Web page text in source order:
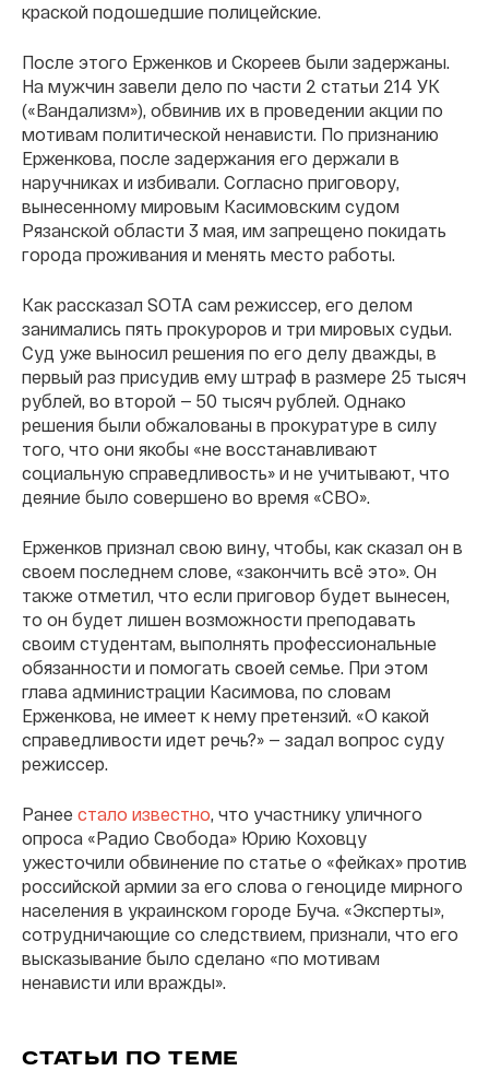
краской подошедшие полицейские.
После этого Ерженков и Скореев были задержаны.
На мужчин завели дело по части 2 статьи 214 УК
(«Вандализм»), обвинив их в проведении акции по
мотивам политической ненависти. По признанию
Ерженкова, после задержания его держали в
наручниках и избивали. Согласно приговору,
вынесенному мировым Касимовским судом
Рязанской области 3 мая, им запрещено покидать
города проживания и менять место работы.
Как рассказал SOTA сам режиссер, его делом
занимались пять прокуроров и три мировых судьи.
Суд уже выносил решения по его делу дважды, в
первый раз присудив ему штраф в размере 25 тысяч
рублей, во второй — 50 тысяч рублей. Однако
решения были обжалованы в прокуратуре в силу
того, что они якобы «не восстанавливают
социальную справедливость» и не учитывают, что
деяние было совершено во время «СВО».
Ерженков признал свою вину, чтобы, как сказал он в
своем последнем слове, «закончить всё это». Он
также отметил, что если приговор будет вынесен,
то он будет лишен возможности преподавать
своим студентам, выполнять профессиональные
обязанности и помогать своей семье. При этом
глава администрации Касимова, по словам
Ерженкова, не имеет к нему претензий. «О какой
справедливости идет речь?» — задал вопрос суду
режиссер.
Ранее стало известно, что участнику уличного
опроса «Радио Свобода» Юрию Коховцу
ужесточили обвинение по статье о «фейках» против
российской армии за его слова о геноциде мирного
населения в украинском городе Буча. «Эксперты»,
сотрудничающие со следствием, признали, что его
высказывание было сделано «по мотивам
ненависти или вражды».
СТАТЬИ ПО ТЕМЕ